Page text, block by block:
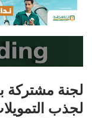
لجنة مشتركة
لجذب